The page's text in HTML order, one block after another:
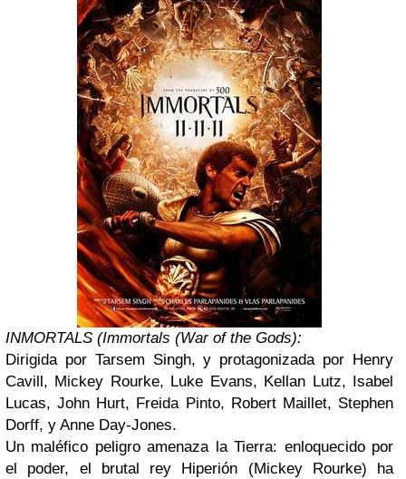
INMORTALS (Immortals (War of the Gods):
Dirigida por Tarsem Singh, y protagonizada por Henry
Cavill, Mickey Rourke, Luke Evans, Kellan Lutz, Isabel
Lucas, John Hurt, Freida Pinto, Robert Maillet, Stephen
Dorff, y Anne Day-Jones.
Un maléfico peligro amenaza la Tierra: enloquecido por
el poder, el brutal rey Hiperión (Mickey Rourke) ha